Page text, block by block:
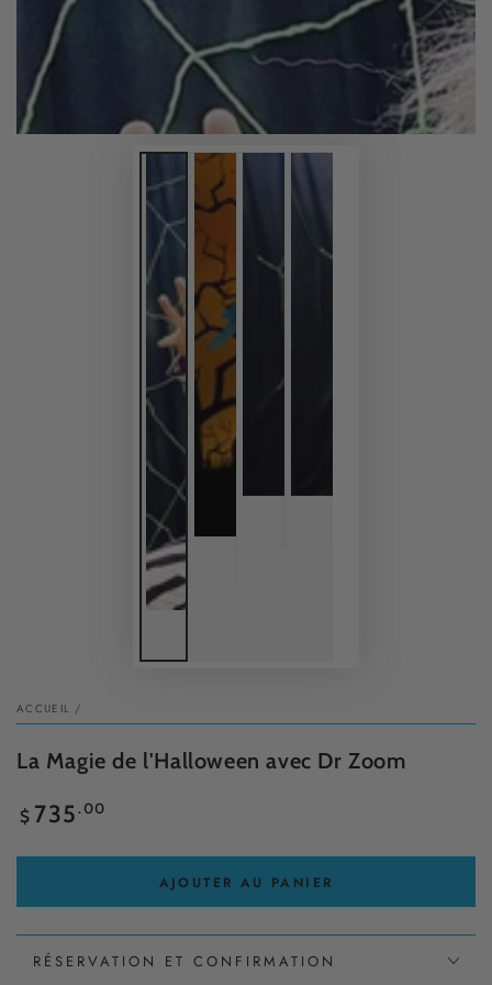
ACCUEIL /
La Magie de l'Halloween avec Dr Zoom
Prix
normal
$ 735 .00
AJOUTER AU PANIER
RÉSERVATION ET CONFIRMATION